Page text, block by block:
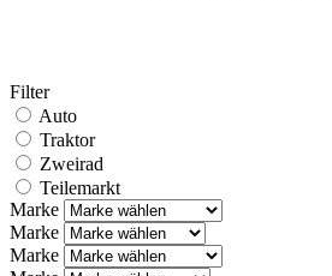
Filter
Auto
Traktor
Zweirad
Teilemarkt
Marke
Marke
Marke